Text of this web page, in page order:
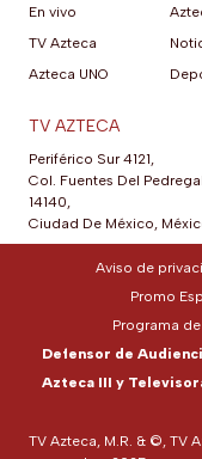
En vivo
TV Azteca
Azteca UNO
TV AZTECA
Periférico Sur 4121,
Col. Fuentes Del
14140,
Ciudad De México,
TV Azteca, M.R. & ©, TV
Aviso de
Promo
Programa
Defensor de
Azteca III y